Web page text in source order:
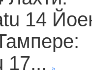
14
17...